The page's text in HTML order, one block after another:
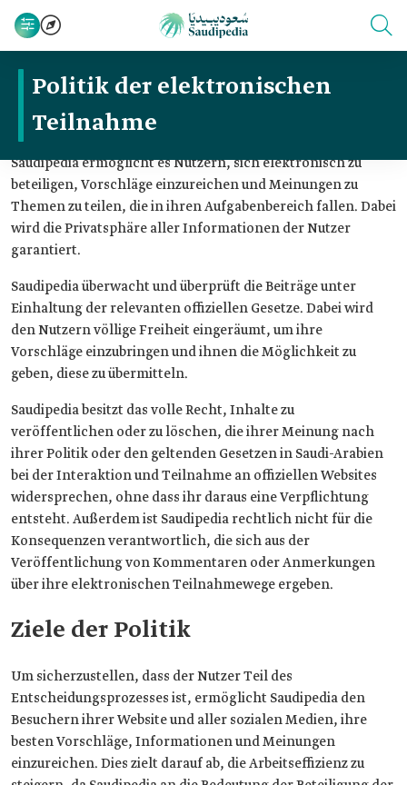
Politik der elektronischen
Teilnahme
Saudipedia ermöglicht es Nutzern, sich elektronisch zu
beteiligen, Vorschläge einzureichen und Meinungen zu
Themen zu teilen, die in ihren Aufgabenbereich fallen. Dabei
wird die Privatsphäre aller Informationen der Nutzer
garantiert.
Saudipedia überwacht und überprüft die Beiträge unter
Einhaltung der relevanten offiziellen Gesetze. Dabei wird
den Nutzern völlige Freiheit eingeräumt, um ihre
Vorschläge einzubringen und ihnen die Möglichkeit zu
geben, diese zu übermitteln.
Saudipedia besitzt das volle Recht, Inhalte zu
veröffentlichen oder zu löschen, die ihrer Meinung nach
ihrer Politik oder den geltenden Gesetzen in Saudi-Arabien
bei der Interaktion und Teilnahme an offiziellen Websites
widersprechen, ohne dass ihr daraus eine Verpflichtung
entsteht. Außerdem ist Saudipedia rechtlich nicht für die
Konsequenzen verantwortlich, die sich aus der
Veröffentlichung von Kommentaren oder Anmerkungen
über ihre elektronischen Teilnahmewege ergeben.
Ziele der Politik
Um sicherzustellen, dass der Nutzer Teil des
Entscheidungsprozesses ist, ermöglicht Saudipedia den
Besuchern ihrer Website und aller sozialen Medien, ihre
besten Vorschläge, Informationen und Meinungen
einzureichen. Dies zielt darauf ab, die Arbeitseffizienz zu